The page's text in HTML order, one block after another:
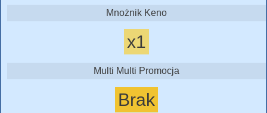
Mnożnik Keno
x1
Multi Multi Promocja
Brak